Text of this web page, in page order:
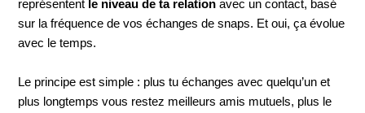
représentent le niveau de ta relation avec un contact, basé
sur la fréquence de vos échanges de snaps. Et oui, ça évolue
avec le temps.
Le principe est simple : plus tu échanges avec quelqu’un et
plus longtemps vous restez meilleurs amis mutuels, plus le